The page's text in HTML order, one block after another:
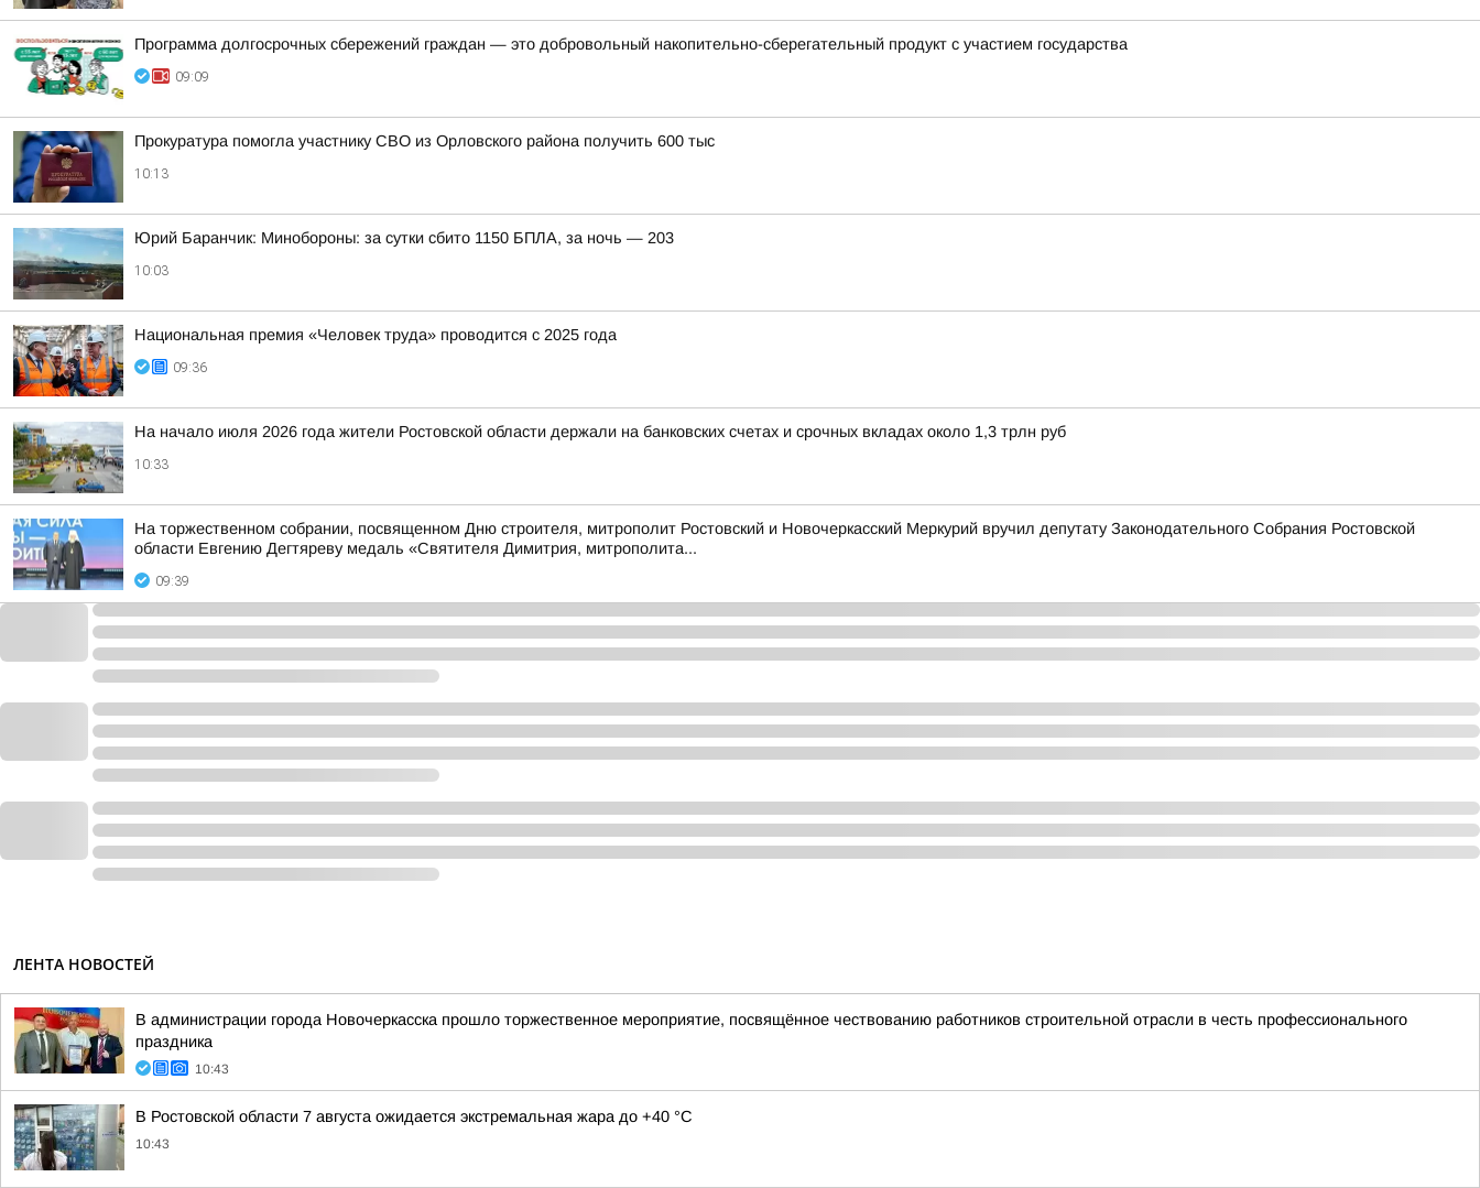
Программа долгосрочных сбережений граждан — это добровольный накопительно-сберегательный продукт с участием государства
09:09
Прокуратура помогла участнику СВО из Орловского района получить 600 тыс
10:13
Юрий Баранчик: Минобороны: за сутки сбито 1150 БПЛА, за ночь — 203
10:03
Национальная премия «Человек труда» проводится с 2025 года
09:36
На начало июля 2026 года жители Ростовской области держали на банковских счетах и срочных вкладах около 1,3 трлн руб
10:33
На торжественном собрании, посвященном Дню строителя, митрополит Ростовский и Новочеркасский Меркурий вручил депутату Законодательного Собрания Ростовской
области Евгению Дегтяреву медаль «Святителя Димитрия, митрополита...
09:39
ЛЕНТА НОВОСТЕЙ
В администрации города Новочеркасска прошло торжественное мероприятие, посвящённое чествованию работников строительной отрасли в честь профессионального
праздника
10:43
В Ростовской области 7 августа ожидается экстремальная жара до +40 °С
10:43